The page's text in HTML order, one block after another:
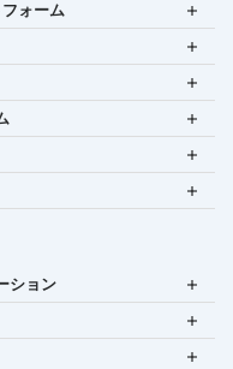
ォーム
ション